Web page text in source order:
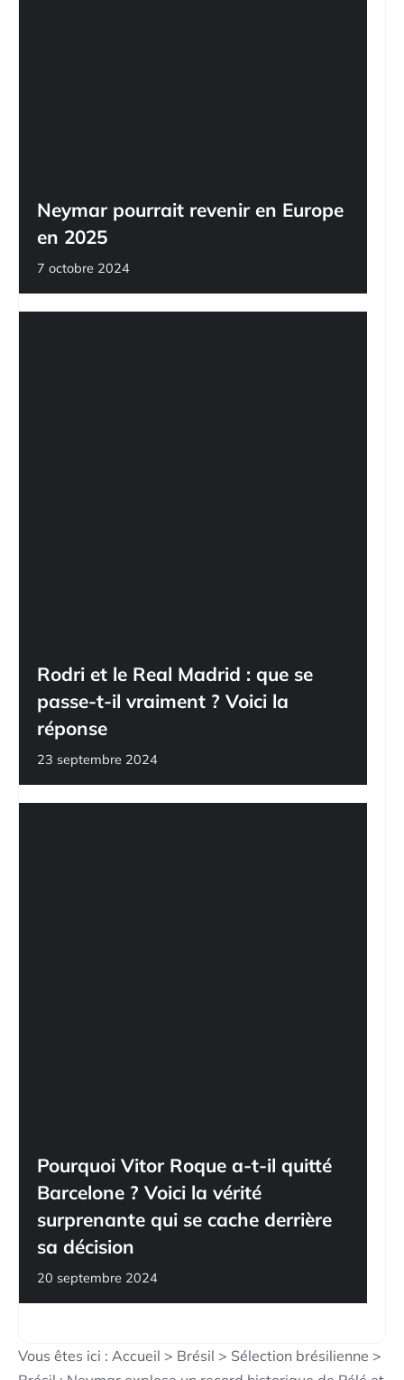
Neymar pourrait revenir en Europe
en 2025
7 octobre 2024
Rodri et le Real Madrid : que se
passe-t-il vraiment ? Voici la
réponse
23 septembre 2024
Pourquoi Vitor Roque a-t-il quitté
Barcelone ? Voici la vérité
surprenante qui se cache derrière
sa décision
20 septembre 2024
Vous êtes ici : Accueil > Brésil > Sélection brésilienne >